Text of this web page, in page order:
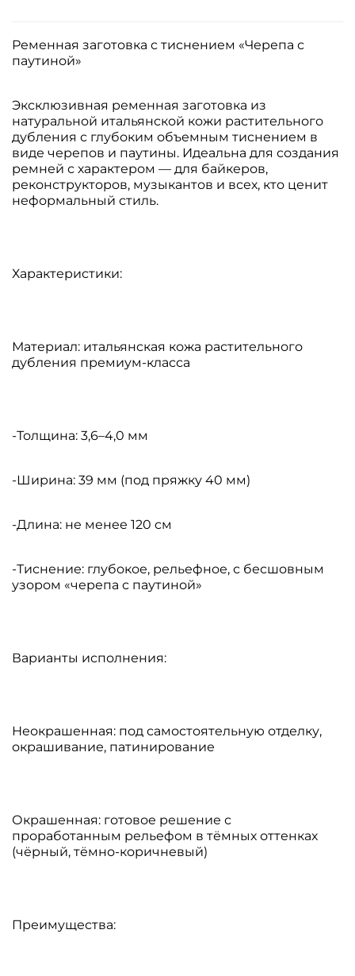
Ременная заготовка с тиснением «Черепа с
паутиной»
Эксклюзивная ременная заготовка из
натуральной итальянской кожи растительного
дубления с глубоким объемным тиснением в
виде черепов и паутины. Идеальна для создания
ремней с характером — для байкеров,
реконструкторов, музыкантов и всех, кто ценит
неформальный стиль.
Характеристики:
Материал: итальянская кожа растительного
дубления премиум-класса
-Толщина: 3,6–4,0 мм
-Ширина: 39 мм (под пряжку 40 мм)
-Длина: не менее 120 см
-Тиснение: глубокое, рельефное, с бесшовным
узором «черепа с паутиной»
Варианты исполнения:
Неокрашенная: под самостоятельную отделку,
окрашивание, патинирование
Окрашенная: готовое решение с
проработанным рельефом в тёмных оттенках
(чёрный, тёмно-коричневый)
Преимущества: